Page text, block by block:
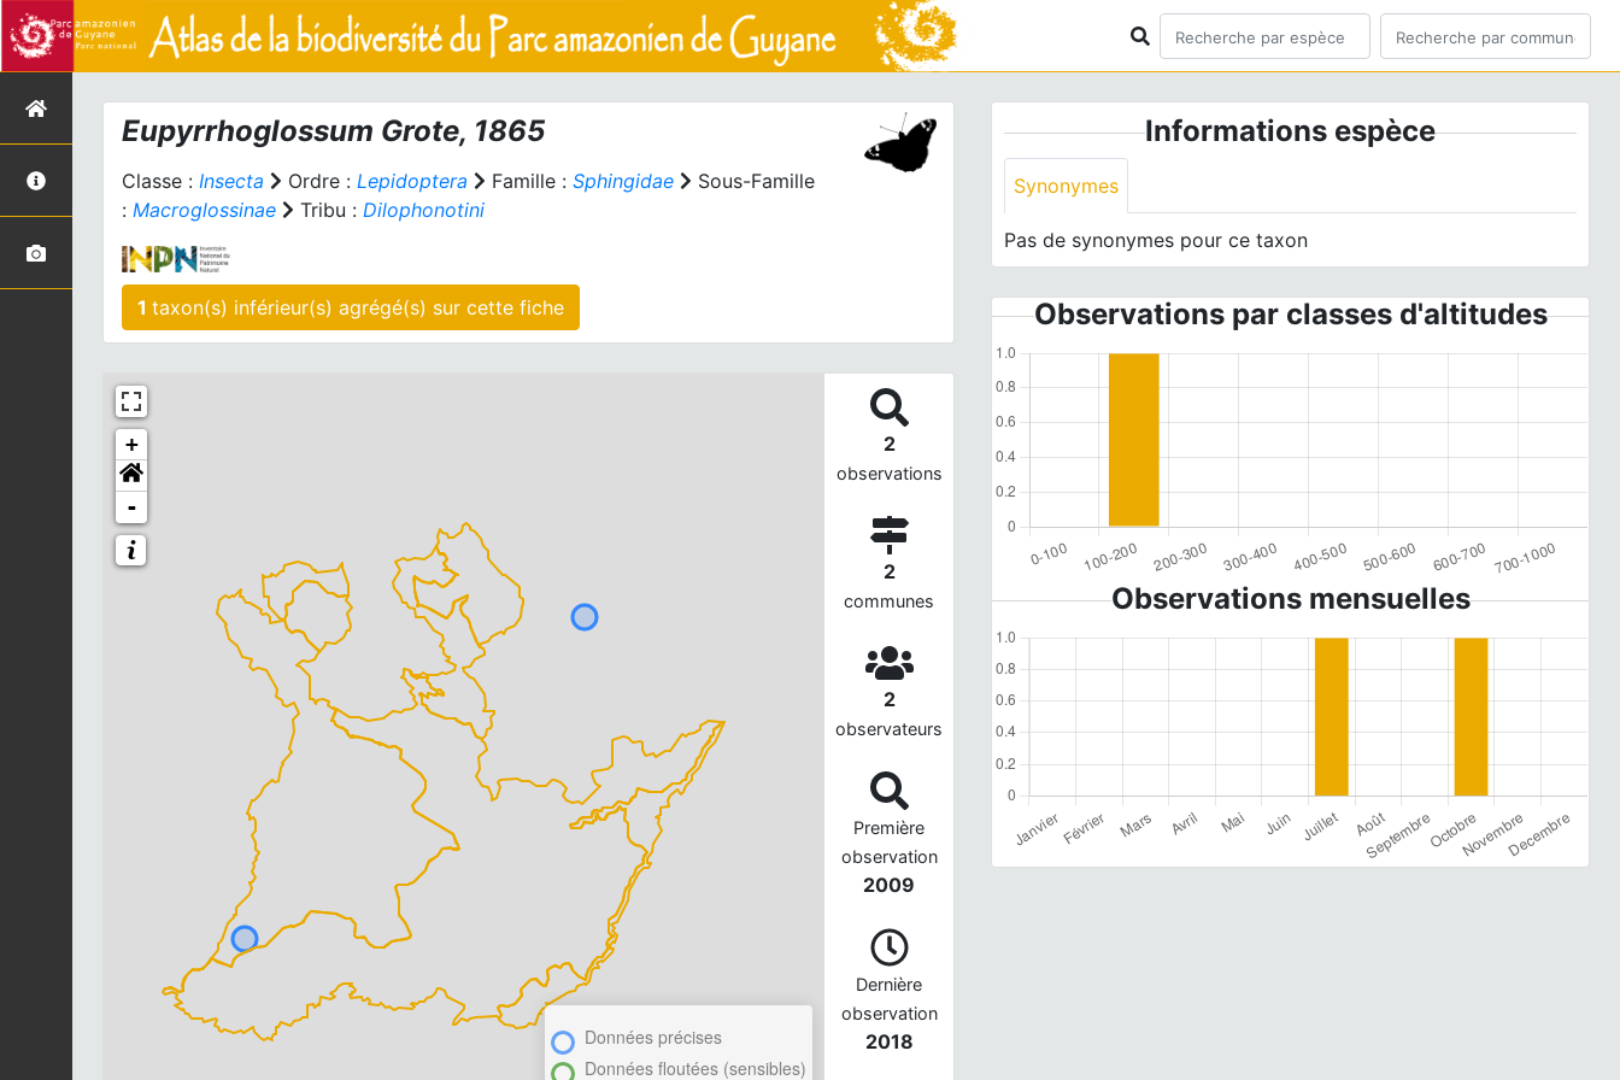
Eupyrrhoglossum Grote, 1865
Classe : Insecta Ordre : Lepidoptera Famille : Sphingidae
Sous-Famille
: Macroglossinae Tribu : Dilophonotini
1 taxon(s) inférieur(s) agrégé(s) sur cette fiche
+
-
Données précises
Données floutées (sensibles)
2
observations
2
communes
2
observateurs
Première
observation
2009
Dernière
observation
2018
Informations espèce
Synonymes
Pas de synonymes pour ce taxon
Observations par classes d'altitudes
Observations mensuelles